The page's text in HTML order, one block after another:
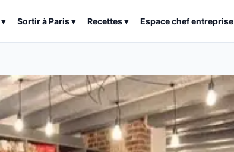
▾ Sortir àParis▾ Recettes▾ Espace chef entreprise